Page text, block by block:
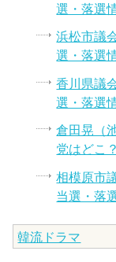
選・落選
浜松市議
選・落選
香川県議
選・落選
倉田晃（
党はどこ？
相模原市
当選・落
韓流ドラマ